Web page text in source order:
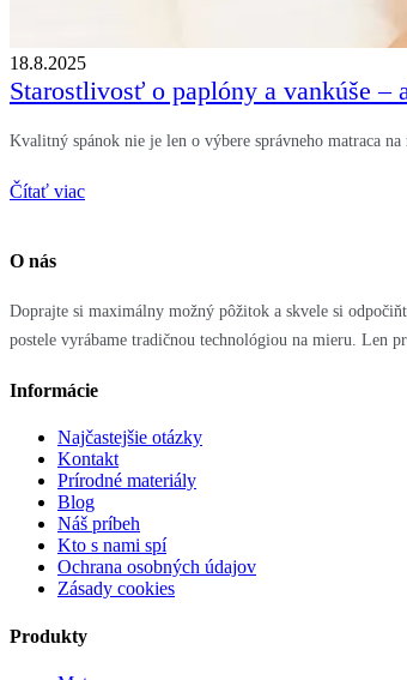
18.8.2025
Starostlivosť o paplóny a vankúše
Kvalitný spánok nie je len o výbere správneho matraca
Čítať viac
O nás
Doprajte si maximálny možný pôžitok a skvele si
postele vyrábame tradičnou technológiou na mieru. Len
Informácie
Najčastejšie otázky
Kontakt
Prírodné materiály
Blog
Náš príbeh
Kto s nami spí
Ochrana osobných údajov
Zásady cookies
Produkty